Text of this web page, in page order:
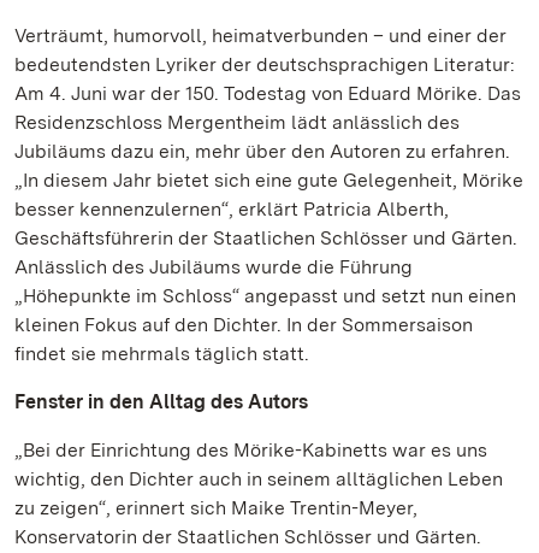
Verträumt, humorvoll, heimatverbunden – und einer der
bedeutendsten Lyriker der deutschsprachigen Literatur:
Am 4. Juni war der 150. Todestag von Eduard Mörike. Das
Residenzschloss Mergentheim lädt anlässlich des
Jubiläums dazu ein, mehr über den Autoren zu erfahren.
„In diesem Jahr bietet sich eine gute Gelegenheit, Mörike
besser kennenzulernen“, erklärt Patricia Alberth,
Geschäftsführerin der Staatlichen Schlösser und Gärten.
Anlässlich des Jubiläums wurde die Führung
„Höhepunkte im Schloss“ angepasst und setzt nun einen
kleinen Fokus auf den Dichter. In der Sommersaison
findet sie mehrmals täglich statt.
Fenster in den Alltag des Autors
„Bei der Einrichtung des Mörike-Kabinetts war es uns
wichtig, den Dichter auch in seinem alltäglichen Leben
zu zeigen“, erinnert sich Maike Trentin-Meyer,
Konservatorin der Staatlichen Schlösser und Gärten.